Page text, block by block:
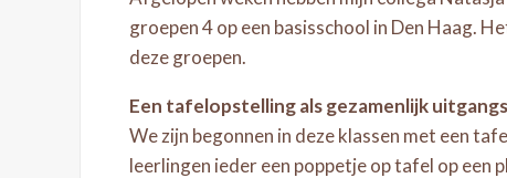
groepen 4 op een basisschool in Den Haag.
deze groepen.
Een tafelopstelling als gezamenlijk
We zijn begonnen in deze klassen met een
leerlingen ieder een poppetje op tafel op een